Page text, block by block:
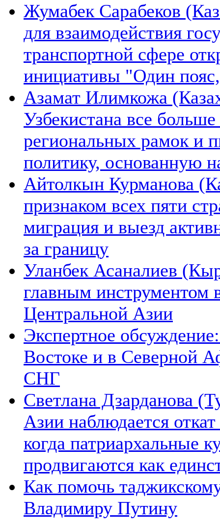
Жумабек Сарабеков
для взаимодействия
транспортной сфере
инициативы "Один
Азамат Илимкожа
Узбекистана все
региональных рамок и
политику, основанную
Айтолкын Курманова
признаком всех пяти
миграция и выезд
за границу
Уланбек Асаналиев
главным инструментом
Центральной Азии
Экспертное
Востоке и в Северной
СНГ
Светлана Дзарданова
Азии наблюдается
когда патриархальные
продвигаются как
Как помочь
Владимиру Путину